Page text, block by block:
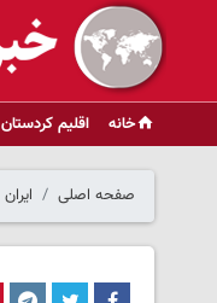
خانه اقلیم کردستان
صفحه اصلی ایران